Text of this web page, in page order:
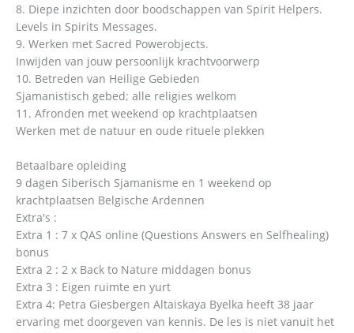
8. Diepe inzichten door boodschappen van Spirit Helpers.
Levels in Spirits Messages.
9. Werken met Sacred Powerobjects.
Inwijden van jouw persoonlijk krachtvoorwerp
10. Betreden van Heilige Gebieden
Sjamanistisch gebed; alle religies welkom
11. Afronden met weekend op krachtplaatsen
Werken met de natuur en oude rituele plekken
Betaalbare opleiding
9 dagen Siberisch Sjamanisme en 1 weekend op
krachtplaatsen Belgische Ardennen
Extra's :
Extra 1 : 7 x QAS online (Questions Answers en Selfhealing)
bonus
Extra 2 : 2 x Back to Nature middagen bonus
Extra 3 : Eigen ruimte en yurt
Extra 4: Petra Giesbergen Altaiskaya Byelka heeft 38 jaar
ervaring met doorgeven van kennis. De les is niet vanuit het